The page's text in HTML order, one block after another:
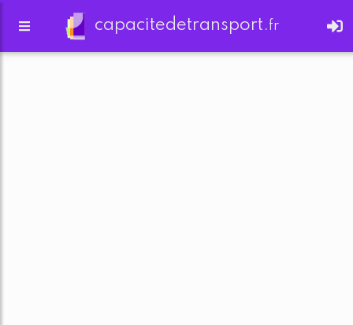
capacitedetransport.fr